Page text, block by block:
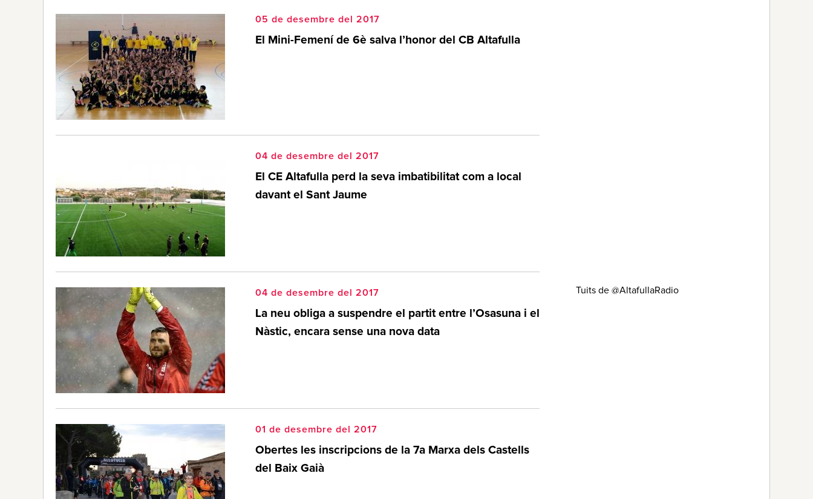
05 de desembre del 2017
El Mini-Femení de 6è salva l’honor del CB Altafulla
04 de desembre del 2017
El CE Altafulla perd la seva imbatibilitat com a local
davant el Sant Jaume
04 de desembre del 2017
La neu obliga a suspendre el partit entre l’Osasuna i el
Nàstic, encara sense una nova data
01 de desembre del 2017
Obertes les inscripcions de la 7a Marxa dels Castells
del Baix Gaià
Tuits de @AltafullaRadio